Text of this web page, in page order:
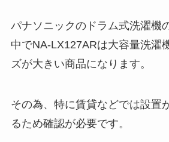
パナソニックのドラム式洗濯機
中でNA-LX127ARは大容量洗濯
ズが大きい商品になります。
その為、特に賃貸などでは設置
るため確認が必要です。